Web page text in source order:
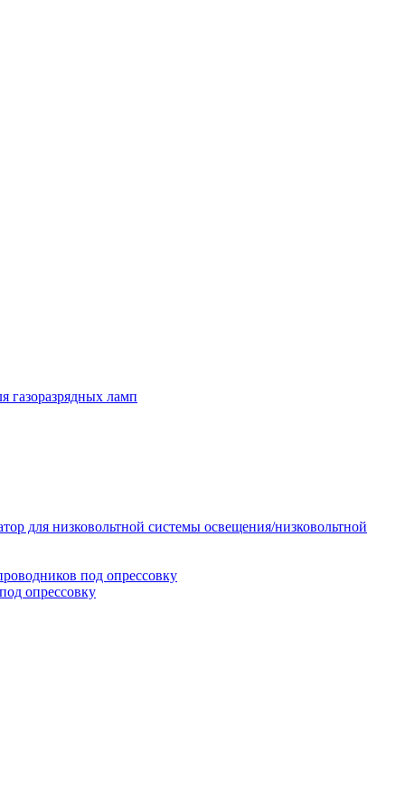
газоразрядных ламп
для низковольтной системы освещения/низковольтной
под опрессовку
опрессовку